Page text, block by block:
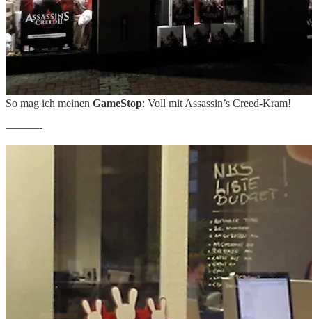
So mag ich meinen GameStop: Voll mit Assassin’s Creed-Kram!
———-